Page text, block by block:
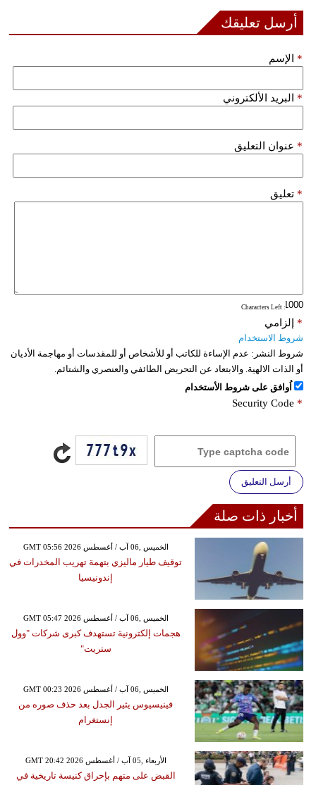
فيديو
أرسل تعليقك
الإسم *
البريد الألكتروني *
عنوان التعليق *
تعليق *
: Characters Left
إلزامي *
شروط الاستخدام
شروط النشر: عدم الإساءة للكاتب أو للأشخاص أو للمقدسات أو مهاجمة الأديان
أو الذات الالهية. والابتعاد عن التحريض الطائفي والعنصري والشتائم.
اُوافق على شروط الأستخدام
Security Code *
أرسل التعليق
أخبار ذات صلة
GMT 05:56 2026 الخميس ,06 آب / أغسطس
توقيف طيار ماليزي بتهمة تهريب المخدرات في
إندونيسيا
GMT 05:47 2026 الخميس ,06 آب / أغسطس
هجمات إلكترونية تستهدف كبرى شركات "وول
ستريت"
GMT 00:23 2026 الخميس ,06 آب / أغسطس
فينيسيوس يثير الجدل بعد حذف صوره من
إنستغرام
GMT 20:42 2026 الأربعاء ,05 آب / أغسطس
القبض على متهم بإحراق كنيسة تاريخية في